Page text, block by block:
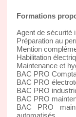
Formations
Agent de sécurité
Préparation au
Mention
Habilitation
Maintenance et
BAC PRO
BAC PRO
BAC PRO
BAC PRO
BAC PRO
automatisés